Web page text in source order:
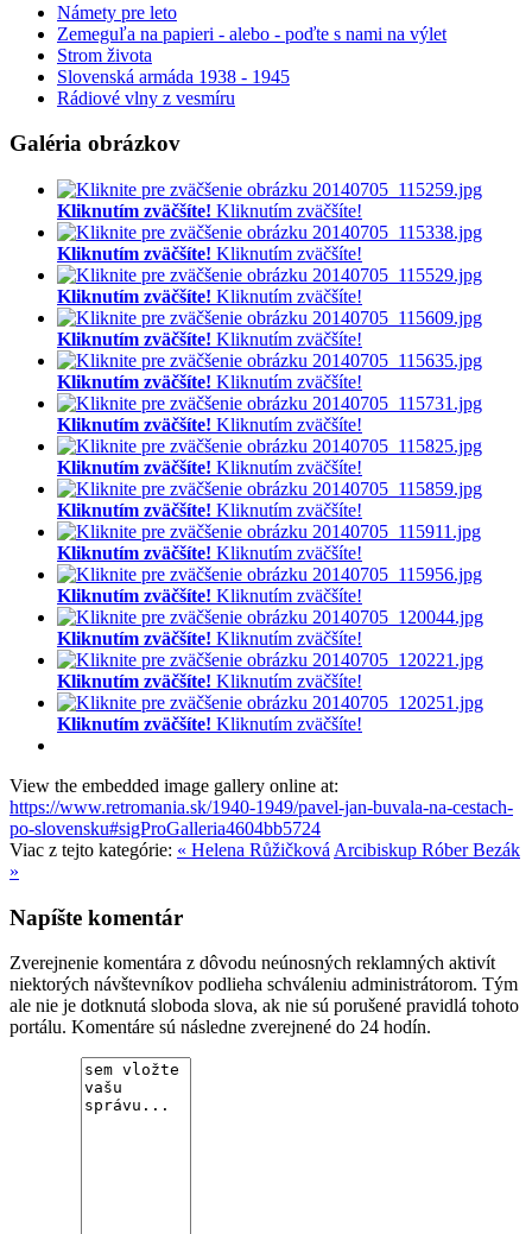
Námety pre leto
Zemeguľa na papieri - alebo - poďte s nami na výlet
Strom života
Slovenská armáda 1938 - 1945
Rádiové vlny z vesmíru
Galéria obrázkov
Kliknutím zväčšíte! Kliknutím zväčšíte!
Kliknutím zväčšíte! Kliknutím zväčšíte!
Kliknutím zväčšíte! Kliknutím zväčšíte!
Kliknutím zväčšíte! Kliknutím zväčšíte!
Kliknutím zväčšíte! Kliknutím zväčšíte!
Kliknutím zväčšíte! Kliknutím zväčšíte!
Kliknutím zväčšíte! Kliknutím zväčšíte!
Kliknutím zväčšíte! Kliknutím zväčšíte!
Kliknutím zväčšíte! Kliknutím zväčšíte!
Kliknutím zväčšíte! Kliknutím zväčšíte!
Kliknutím zväčšíte! Kliknutím zväčšíte!
Kliknutím zväčšíte! Kliknutím zväčšíte!
Kliknutím zväčšíte! Kliknutím zväčšíte!
View the embedded image gallery online at:
https://www.retromania.sk/1940-1949/pavel-jan-buvala-na-cestach-
po-slovensku#sigProGalleria4604bb5724
Viac z tejto kategórie: « Helena Růžičková Arcibiskup Róber Bezák
»
Napíšte komentár
Zverejnenie komentára z dôvodu neúnosných reklamných aktivít
niektorých návštevníkov podlieha schváleniu administrátorom. Tým
ale nie je dotknutá sloboda slova, ak nie sú porušené pravidlá tohoto
portálu. Komentáre sú následne zverejnené do 24 hodín.